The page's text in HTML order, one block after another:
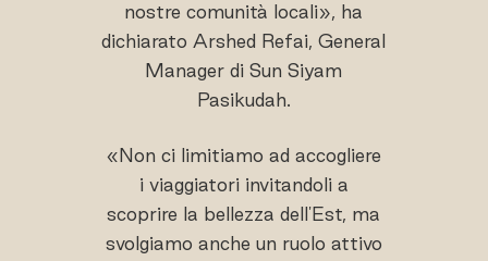
nostre comunità locali», ha
dichiarato Arshed Refai, General
Manager di Sun Siyam
Pasikudah.
«Non ci limitiamo ad accogliere
i viaggiatori invitandoli a
scoprire la bellezza dell'Est, ma
svolgiamo anche un ruolo attivo